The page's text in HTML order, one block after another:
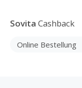
Sovita Cashback
Online Bestellung